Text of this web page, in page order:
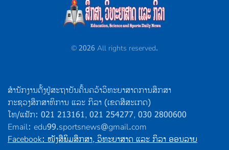
©2026All rights reserved.
ສຳນັກງານຕັ້ງຢູ່ສະຖາບັນຄົ້ນຄວ້າວິທະຍາສາດການສຶກສາ
ກະຊວງສຶກສາທິການ ແລະ ກິລາ (ເຂດສີສະເກດ)
ໂທ/ແຟັກ: 021 213161, 021 254277, 030 2800600
Email: edu99.sportsnews@gmail.com
Facebook: ໜັງສືພິມສຶກສາ, ວິທະຍາສາດ ແລະ ກິລາ ອອນລາຍ